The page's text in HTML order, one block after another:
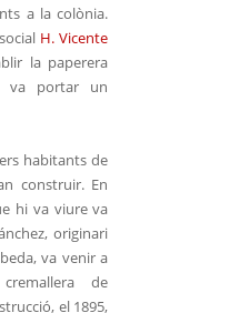
a la colònia.
H. Vicente
la paperera
va portar un
habitants de
construir. En
hi va viure va
originari
va venir a
de
el 1895,